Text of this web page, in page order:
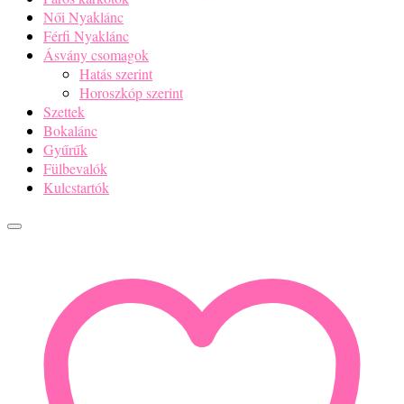
Női Nyaklánc
Férfi Nyaklánc
Ásvány csomagok
Hatás szerint
Horoszkóp szerint
Szettek
Bokalánc
Gyűrűk
Fülbevalók
Kulcstartók